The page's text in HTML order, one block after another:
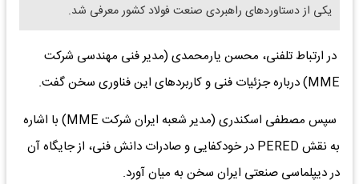
یکی از دستاوردهای راهبردی صنعت فولاد کشور معرفی شد.
در ارتباط تلفنی، محسن یارمحمدی (مدیر فنی مهندسی شرکت
MME) درباره جزئیات فنی و کاربردهای این فناوری سخن گفت.
سپس مصطفی اسکندری (مدیر شعبه ایران شرکت MME) با اشاره
به نقش PERED در خودکفایی و صادرات دانش فنی، از جایگاه آن
در دیپلماسی صنعتی ایران سخن به میان آورد.